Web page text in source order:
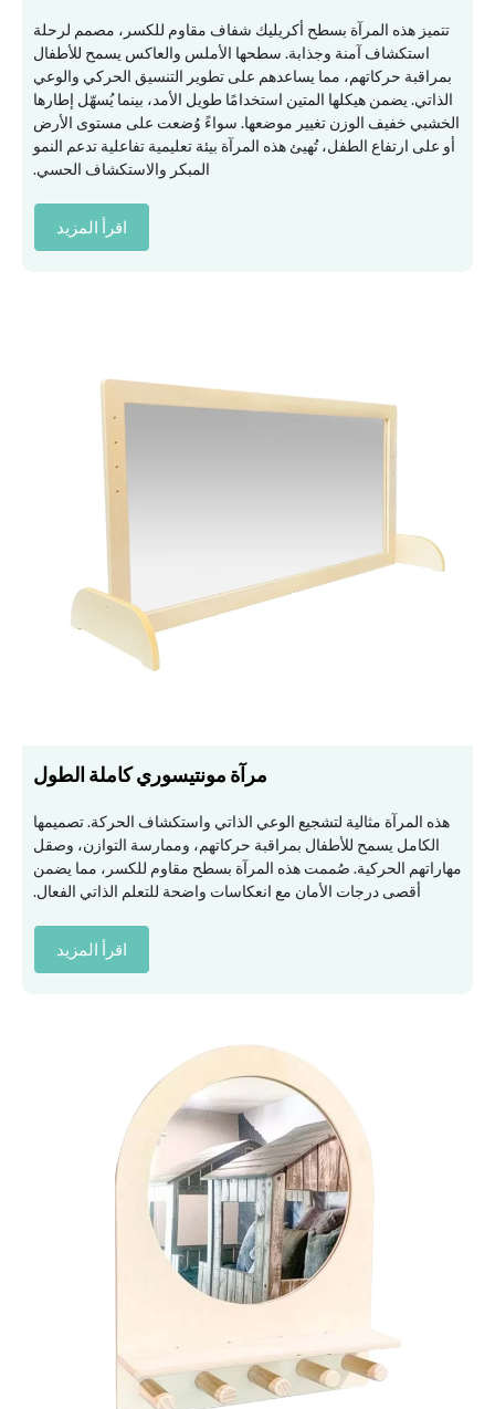
تتميز هذه المرآة بسطح أكريليك شفاف مقاوم للكسر، مصمم لرحلة
استكشاف آمنة وجذابة. سطحها الأملس والعاكس يسمح للأطفال
بمراقبة حركاتهم، مما يساعدهم على تطوير التنسيق الحركي والوعي
الذاتي. يضمن هيكلها المتين استخدامًا طويل الأمد، بينما يُسهّل إطارها
الخشبي خفيف الوزن تغيير موضعها. سواءً وُضعت على مستوى الأرض
أو على ارتفاع الطفل، تُهيئ هذه المرآة بيئة تعليمية تفاعلية تدعم النمو
المبكر والاستكشاف الحسي.
اقرأ المزيد
مرآة مونتيسوري كاملة الطول
هذه المرآة مثالية لتشجيع الوعي الذاتي واستكشاف الحركة. تصميمها
الكامل يسمح للأطفال بمراقبة حركاتهم، وممارسة التوازن، وصقل
مهاراتهم الحركية. صُممت هذه المرآة بسطح مقاوم للكسر، مما يضمن
أقصى درجات الأمان مع انعكاسات واضحة للتعلم الذاتي الفعال.
اقرأ المزيد